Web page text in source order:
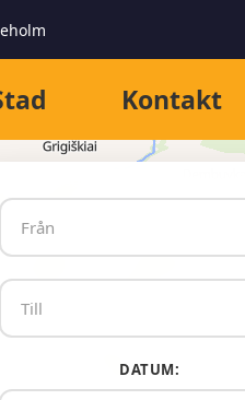
Kontakt
DATUM: